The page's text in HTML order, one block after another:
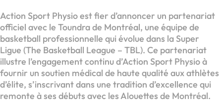
Action Sport Physio est fier d’annoncer un partenariat
officiel avec le Toundra de Montréal, une équipe de
basketball professionnelle qui évolue dans la Super
Ligue (The Basketball League – TBL). Ce partenariat
illustre l’engagement continu d’Action Sport Physio à
fournir un soutien médical de haute qualité aux athlètes
d’élite, s’inscrivant dans une tradition d’excellence qui
remonte à ses débuts avec les Alouettes de Montréal.